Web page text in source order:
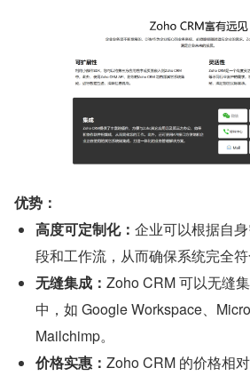
优势：
高度可定制化： 企业可以根据自
段和工作流，从而确保系统完全符
无缝集成： Zoho CRM 可以无缝
中，如 Google Workspace、
Mailchimp。
价格实惠： Zoho CRM 的价格相